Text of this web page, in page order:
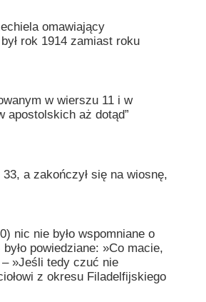
omawiający
rok 1914 zamiast roku
w wierszu 11 i w
apostolskich aż dotąd”
a zakończył się na wiosnę,
nic nie było wspomniane o
powiedziane: »Co macie,
»Jeśli tedy czuć nie
z okresu Filadelfijskiego